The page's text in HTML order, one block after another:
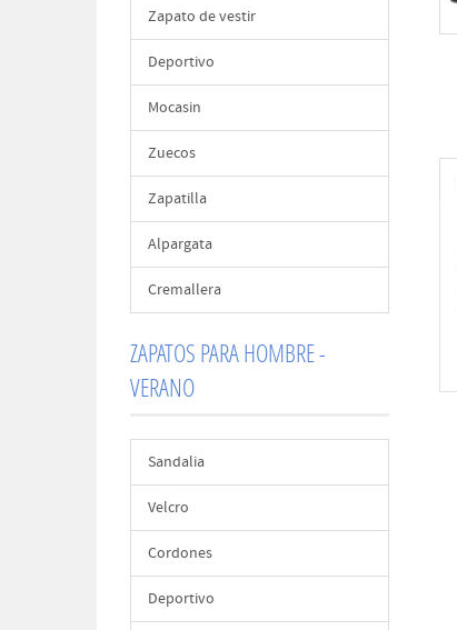
Zapato de vestir
Deportivo
Mocasin
Zuecos
Zapatilla
Alpargata
Cremallera
ZAPATOS PARA HOMBRE -
VERANO
Sandalia
Velcro
Cordones
Deportivo